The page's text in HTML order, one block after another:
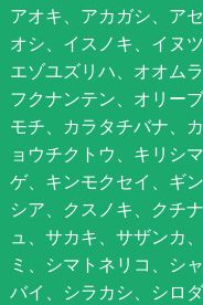
アオキ、アカガシ、ア
オシ、イスノキ、イヌ
エゾユズリハ、オオム
フクナンテン、オリー
モチ、カラタチバナ、
ョウチクトウ、キリシ
ゲ、キンモクセイ、ギ
シア、クスノキ、クチ
ュ、サカキ、サザンカ
ミ、シマトネリコ、シ
バイ、シラカシ、シロ